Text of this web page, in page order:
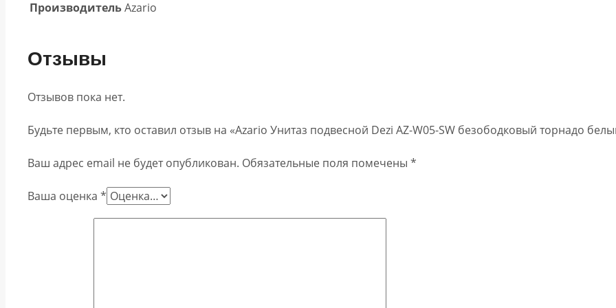
ПроизводительAzario
Отзывы
Отзывов пока нет.
Будьте первым, кто оставил отзыв на «Azario Унитаз подвесной Dezi AZ-W05-SW безободковый торнадо
Ваш адрес email не будет опубликован. Обязательные поля помечены *
Ваша оценка *